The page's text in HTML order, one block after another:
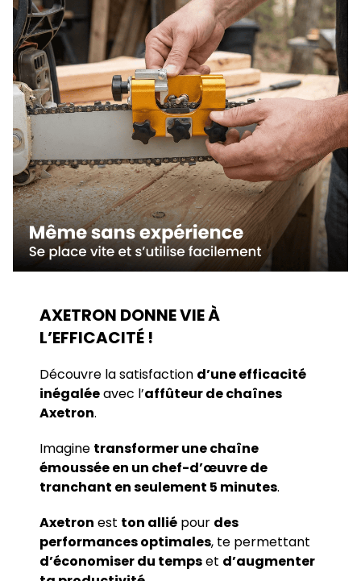
AXETRON DONNE VIE À
L’EFFICACITÉ !
Découvre la satisfaction d’une efficacité
inégaléeavec l’affûteur de chaînes
Axetron.
Imagine transformer une chaîne
émoussée en un chef-d’œuvre de
tranchant en seulement 5 minutes.
Axetron est ton allié pour des
performances optimales, te permettant
d’économiser du tempset d’augmenter